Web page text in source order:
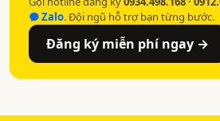
Zalo. Đội ngũ hỗ trợ bạn từng bước.
Đăng ký miễn phí ngay →